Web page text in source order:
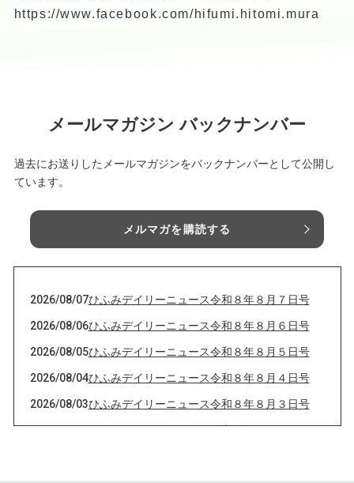
https://www.facebook.com/hifumi.hitomi.mura
メールマガジン バックナンバー
過去にお送りしたメールマガジンをバックナンバーとして公開し
ています。
メルマガを購読する
2026/08/07ひふみデイリーニュース令和８年８月７日号
2026/08/06ひふみデイリーニュース令和８年８月６日号
2026/08/05ひふみデイリーニュース令和８年８月５日号
2026/08/04ひふみデイリーニュース令和８年８月４日号
2026/08/03ひふみデイリーニュース令和８年８月３日号
2026/08/02ひふみデイリーニュース令和８年８月２日号